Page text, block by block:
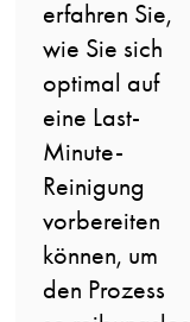
erfahren Sie,
wie Sie sich
optimal auf
eine Last-
Minute-
Reinigung
vorbereiten
können, um
den Prozess